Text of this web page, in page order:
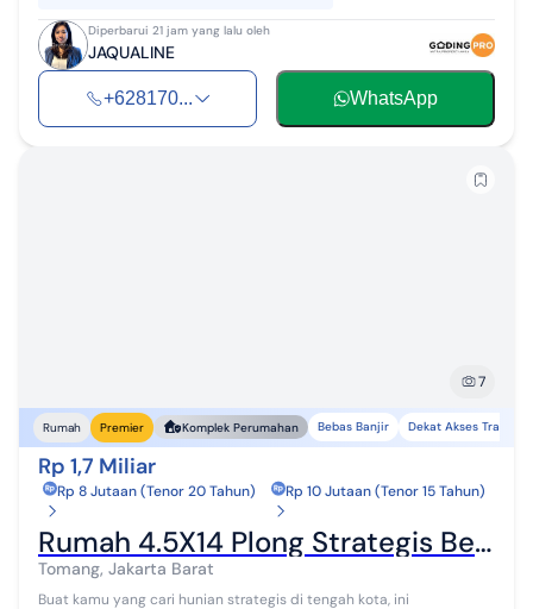
Diperbarui 21 jam yang lalu oleh
JAQUALINE
+628170... WhatsApp
7
Rumah Premier Komplek Perumahan Bebas Banjir Dekat Akses
Rp 1,7 Miliar
Rp 8 Jutaan (Tenor 20 Tahun) Rp 10 Jutaan (Tenor 15 Tahun)
Rumah 4.5X14 Plong Strategis Bebas Banjir Tomang Jakarta Barat
Tomang, Jakarta Barat
Buat kamu yang cari hunian strategis di tengah kota, ini